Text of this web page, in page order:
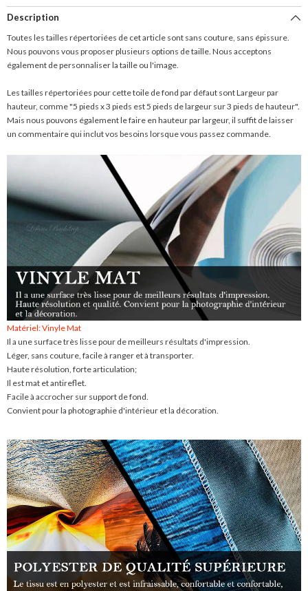
Description
Toutes les tailles répertoriées de cet article sont sans couture, sans épissure.
Nous pouvons vous proposer plusieurs options de taille. Nous acceptons
également de personnaliser la taille ou l'image.
Les tailles répertoriées pour cette toile de fond par défaut sont Largeur par
hauteur, comme "5 pieds x 3 pieds est 5 pieds de largeur sur 3 pieds de hauteur".
Mais nous pouvons également le faire en hauteur par largeur, il suffit de laisser
un commentaire qui inclut vos besoins lorsque vous passez commande.
Matériel: Vinyle Mat
Il a une surface très lisse pour de meilleurs résultats d'impression.
Léger, sans couture, facile à ranger et à transporter.
Haute résolution, forte articulation;
Il est mat et antireflet.
Facile à accrocher sur support de fond.
Convient pour la photographie d'intérieur et la décoration.